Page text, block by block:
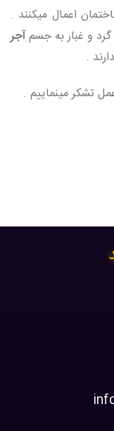
اعمال میکنند .
و غبار به جسمآجر
.
تشکر مینماییم .